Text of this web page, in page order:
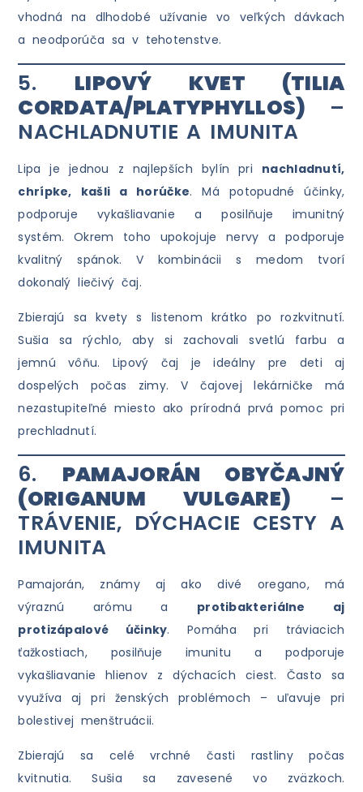
vhodná na dlhodobé užívanie vo veľkých dávkach
a neodporúča sa v tehotenstve.
5. LIPOVÝ KVET (TILIA
CORDATA/PLATYPHYLLOS) –
NACHLADNUTIE A IMUNITA
Lipa je jednou z najlepších bylín pri nachladnutí,
chrípke, kašli a horúčke. Má potopudné účinky,
podporuje vykašliavanie a posilňuje imunitný
systém. Okrem toho upokojuje nervy a podporuje
kvalitný spánok. V kombinácii s medom tvorí
dokonalý liečivý čaj.
Zbierajú sa kvety s listenom krátko po rozkvitnutí.
Sušia sa rýchlo, aby si zachovali svetlú farbu a
jemnú vôňu. Lipový čaj je ideálny pre deti aj
dospelých počas zimy. V čajovej lekárničke má
nezastupiteľné miesto ako prírodná prvá pomoc pri
prechladnutí.
6. PAMAJORÁN OBYČAJNÝ
(ORIGANUM VULGARE) –
TRÁVENIE, DÝCHACIE CESTY A
IMUNITA
Pamajorán, známy aj ako divé oregano, má
výraznú arómu a protibakteriálne aj
protizápalové účinky. Pomáha pri tráviacich
ťažkostiach, posilňuje imunitu a podporuje
vykašliavanie hlienov z dýchacích ciest. Často sa
využíva aj pri ženských problémoch – uľavuje pri
bolestivej menštruácii.
Zbierajú sa celé vrchné časti rastliny počas
kvitnutia. Sušia sa zavesené vo zväzkoch.